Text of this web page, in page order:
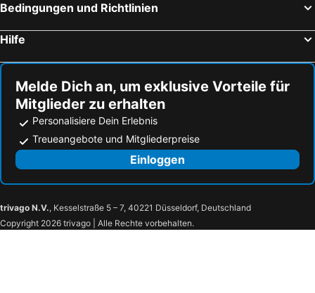
Bedingungen und Richtlinien
Hilfe
Melde Dich an, um exklusive Vorteile für
Mitglieder zu erhalten
Personalisiere Dein Erlebnis
Treueangebote und Mitgliederpreise
Einloggen
trivago N.V., Kesselstraße 5 – 7, 40221 Düsseldorf, Deutschland
Copyright 2026 trivago | Alle Rechte vorbehalten.